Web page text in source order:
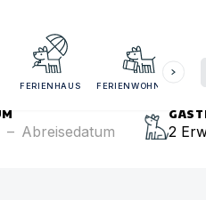
FERIENHAUS FERIENWOHNUNG
Suchergebnisse
– Abreisedatum 2